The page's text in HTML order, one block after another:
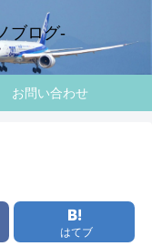
ブログ-
お問い合わせ
はてブ